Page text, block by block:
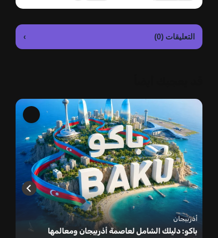
التعليقات (0) ›
أذربيجان
باكو: دليلك الشامل لعاصمة أذربيجان ومعالمها